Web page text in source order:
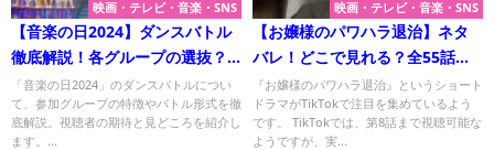
映画・テレビ・音楽・SNS
【音楽の日2024】ダンスバトル
徹底解説！各グループの選抜？
それともグループ対戦？
「音楽の日2024」のダンスバトルについ
て、参加グループの特徴やバトル形式を徹
底解説。視聴者の期待と見どころを紹介し
ます。...
映画・テレビ・音楽・SNS
【お嬢様のパワハラ退治】ネタ
バレ！どこで見れる？全55話の
視聴方法！
『お嬢様のパワハラ退治』というショート
ドラマがTikTokで注目を集めているよう
です。 TikTokでは、第8話まで視聴可能な
ようですが、実...